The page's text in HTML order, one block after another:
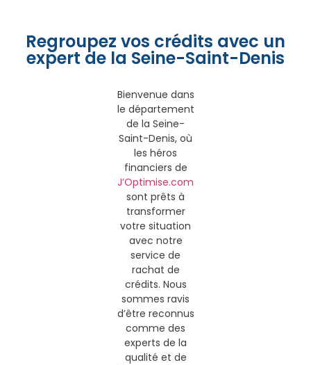
Regroupez vos crédits avec un
expert de la Seine-Saint-Denis
Bienvenue dans
le département
de la Seine-
Saint-Denis, où
les héros
financiers de
J’Optimise.com
sont prêts à
transformer
votre situation
avec notre
service de
rachat de
crédits. Nous
sommes ravis
d’être reconnus
comme des
experts de la
qualité et de